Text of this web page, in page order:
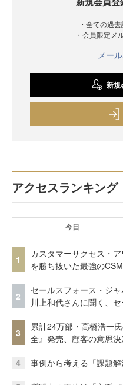
・全ての過
・会員限定メ
メー
新規
アクセスランキング
今日
1
カスタマーサクセス・
を勝ち抜いた最強の
2
セールスフォース・ジ
川上和代さんに聞く、
3
累計24万部・高橋浩一
全』発売、顧客の意思
4 事例から考える「課題